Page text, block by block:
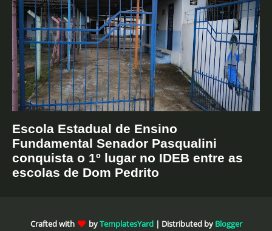
Escola Estadual de Ensino
Fundamental Senador Pasqualini
conquista o 1º lugar no IDEB entre as
escolas de Dom Pedrito
Crafted with byTemplatesYard| Distributed by Blogger